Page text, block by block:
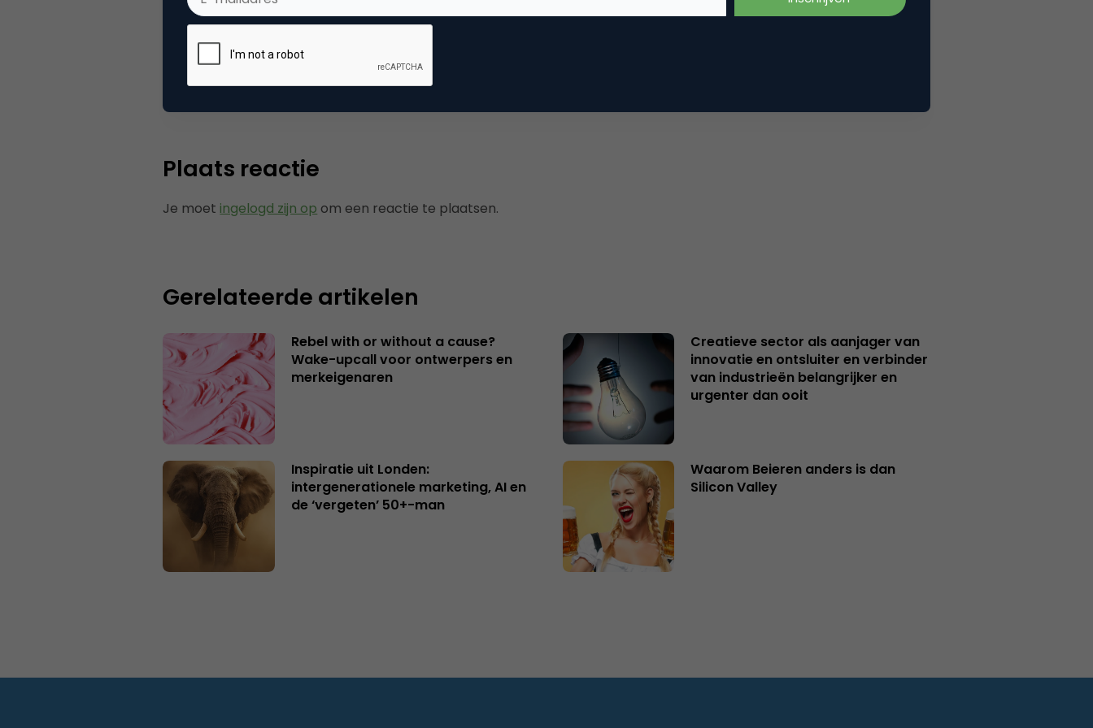
Tags nieuws
Plaats reactie
Je moet ingelogd zijn op om een reactie te plaatsen.
Gerelateerde artikelen
Rebel with or without a cause?
Wake-upcall voor ontwerpers en
merkeigenaren
Creatieve sector als aanjager van
innovatie en ontsluiter en verbinder
van industrieën belangrijker en
urgenter dan ooit
Inspiratie uit Londen:
intergenerationele marketing, AI en
de ‘vergeten’ 50+-man
Waarom Beieren anders is dan
Silicon Valley